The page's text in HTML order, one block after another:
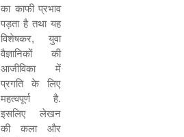
का काफी प्रभाव
पड़ता है तथा यह
विशेषकर, युवा
वैज्ञानिकों की
आजीविका में
प्रगति के लिए
महत्वपूर्ण है.
इसलिए लेखन
की कला और